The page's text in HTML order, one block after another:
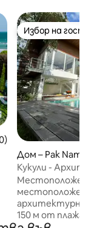
оценка: 4,9 от 5,
Избор на
Избор на
Дом – Pak Nam
Кукули -
плажа на 150 м
архитектурна
150 м от плажа,